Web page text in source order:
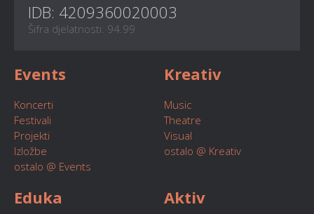
IDB: 4209360020003
Šifra djelatnosti: 94.99
Events
Koncerti
Festivali
Projekti
Izložbe
ostalo @ Events
Kreativ
Music
Theatre
Visual
ostalo @ Kreativ
Eduka Aktiv